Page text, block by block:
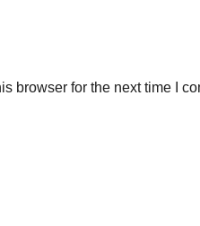
browser for the next time I